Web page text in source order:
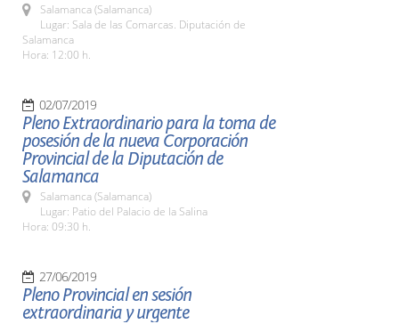
Salamanca (Salamanca)
Lugar: Sala de las Comarcas. Diputación de
Salamanca
Hora: 12:00 h.
02/07/2019
Pleno Extraordinario para la toma de
posesión de la nueva Corporación
Provincial de la Diputación de
Salamanca
Salamanca (Salamanca)
Lugar: Patio del Palacio de la Salina
Hora: 09:30 h.
27/06/2019
Pleno Provincial en sesión
extraordinaria y urgente